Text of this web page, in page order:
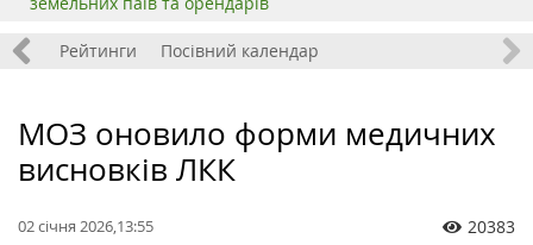
Рейтинги Посівний календар
МОЗ оновило форми медичних
висновків ЛКК
02 січня 2026,13:55 20383